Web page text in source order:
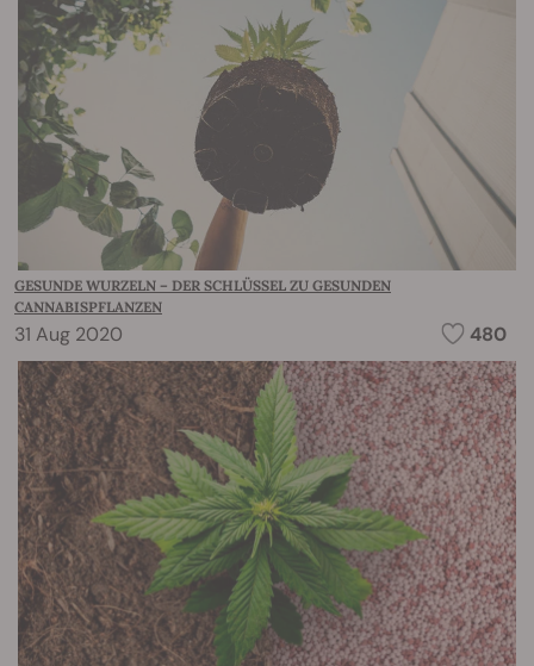
GESUNDE WURZELN – DER SCHLÜSSEL ZU GESUNDEN
CANNABISPFLANZEN
31 Aug 2020 480